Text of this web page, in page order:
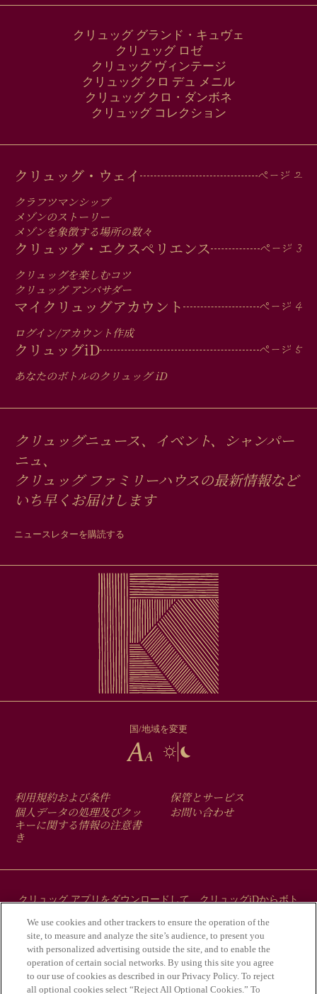
クリュッグ グランド・キュヴェ
クリュッグ ロゼ
クリュッグ ヴィンテージ
クリュッグ クロ デュ メニル
クリュッグ クロ・ダンボネ
クリュッグ コレクション
MAIN
MEN
IN
FOOTER
クリュッグ・ウェイ
クラフツマンシップ
メゾンのストーリー
メゾンを象徴する場所の数々
クリュッグ・エクスペリエンス
クリュッグを楽しむコツ
クリュッグ アンバサダー
マイクリュッグアカウント
ログイン/アカウント作成
クリュッグiD
あなたのボトルのクリュッグiD
クリュッグニュース、イベント、シャンパー
ニュ、
クリュッグ ファミリーハウスの最新情報など
いち早くお届けします
ニュースレターを購読する
国/地域を変更
FOOTER
MENU
利用規約および条件
個人データの処理及びクッ
キーに関する情報の注意書
き
保管とサービス
お問い合わせ
クリュッグ アプリをダウンロードして、クリュッグiDからボト
We use cookies and other trackers to ensure the operation of the
site, to measure and analyze the site’s audience, to present you
with personalized advertising outside the site, and to enable the
operation of certain social networks. By using this site you agree
to our use of cookies as described in our Privacy Policy. To reject
all optional cookies select “Reject All Optional Cookies.” To